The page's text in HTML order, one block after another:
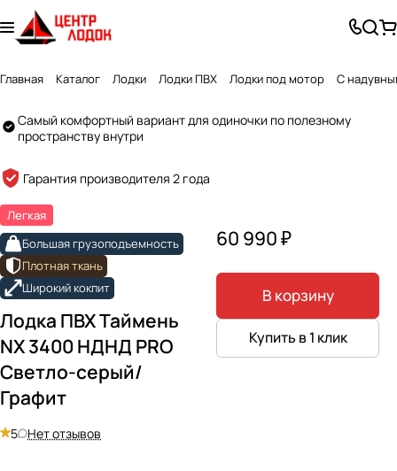
Главная Каталог Лодки Лодки ПВХ Лодки под мотор С
Created by GlyphGenius Studio
from the Noun Project
Самый комфортный вариант для одиночки по полезному
пространству внутри
Гарантия производителя 2 года
Легкая
Большая грузоподъемность
Плотная ткань
Широкий кокпит
Лодка ПВХ Таймень
NX 3400 НДНД PRO
Светло-серый/
Графит
5 Нет отзывов
60 990 ₽
В корзину
Купить в 1 клик